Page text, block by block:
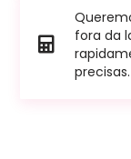
fora da
precisas.